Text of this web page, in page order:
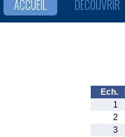
ACCUEIL DÉCOUVRIR
Ech.
1
2
3